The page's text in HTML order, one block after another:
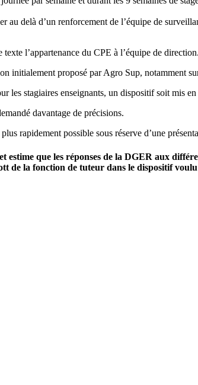
delà d’un renforcement de l’équipe de
l’appartenance du CPE à l’équipe de direction.
proposé par Agro Sup, notamment
les stagiaires enseignants, un dispositif soit mis
davantage de précisions.
rapidement possible sous réserve d’une
que les réponses de la DGER aux
de la fonction de tuteur dans le dispositif